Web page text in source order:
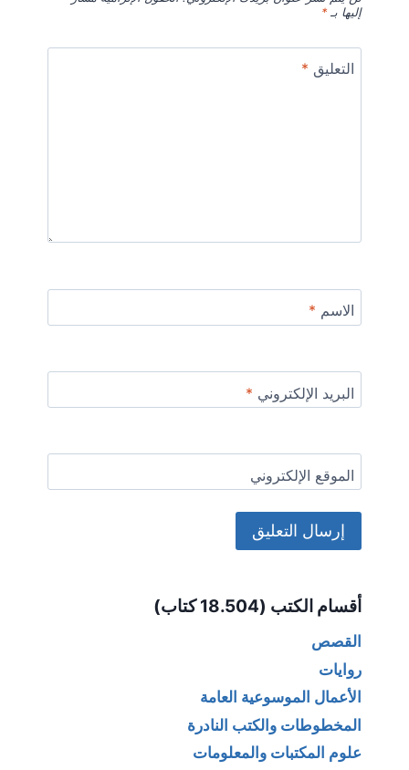
إليها بـ*
التعليق *
الاسم *
البريد الإلكتروني *
الموقع الإلكتروني
أقسام الكتب (18.504 كتاب)
القصص
روايات
الأعمال الموسوعية العامة
المخطوطات والكتب النادرة
علوم المكتبات والمعلومات